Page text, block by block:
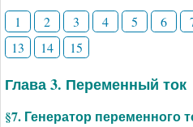
1 2 3 4 5 6
13
14 15
Глава 3. Переменный ток
§7. Генератор переменного